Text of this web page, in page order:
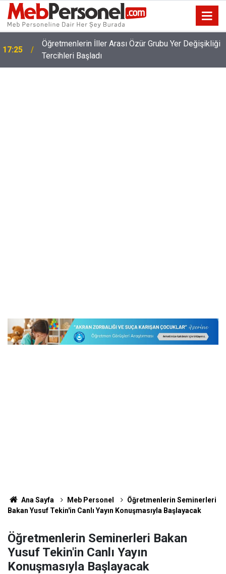
17:25
Öğretmenlerin İller Arası Özür Grubu Yer Değişikliği
Tercihleri Başladı
Ana Sayfa Meb Personel
Öğretmenlerin Seminerleri
Bakan Yusuf Tekin'in Canlı Yayın Konuşmasıyla Başlayacak
Öğretmenlerin Seminerleri Bakan
Yusuf Tekin'in Canlı Yayın
Konuşmasıyla Başlayacak